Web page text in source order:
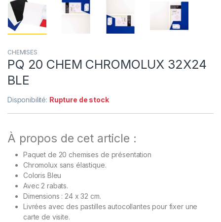
CHEMISES
PQ 20 CHEM CHROMOLUX 32X24
BLE
Disponibilité: Rupture de stock
À propos de cet article :
Paquet de 20 chemises de présentation
Chromolux sans élastique.
Coloris Bleu
Avec 2 rabats.
Dimensions : 24 x 32 cm.
Livrées avec des pastilles autocollantes pour fixer une
carte de visite.